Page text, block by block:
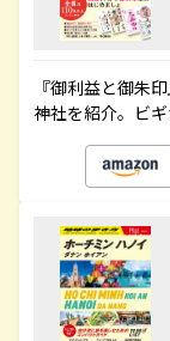
『御利益と御朱
神社を紹介。ビ